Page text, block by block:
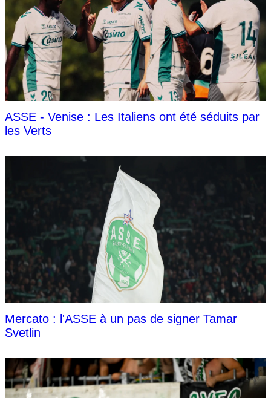
ASSE - Venise : Les Italiens ont été séduits par
les Verts
Mercato : l'ASSE à un pas de signer Tamar
Svetlin